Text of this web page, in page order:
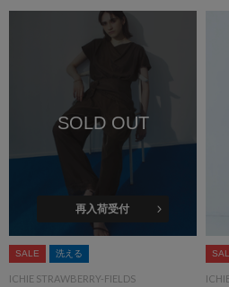
SOLD OUT
再入荷受付
SALE 洗える
ICHIE STRAWBERRY-FIELDS